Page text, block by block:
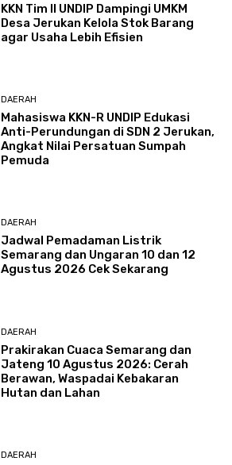
KKN Tim II UNDIP Dampingi UMKM
Desa Jerukan Kelola Stok Barang
agar Usaha Lebih Efisien
DAERAH
Mahasiswa KKN-R UNDIP Edukasi
Anti-Perundungan di SDN 2 Jerukan,
Angkat Nilai Persatuan Sumpah
Pemuda
DAERAH
Jadwal Pemadaman Listrik
Semarang dan Ungaran 10 dan 12
Agustus 2026 Cek Sekarang
DAERAH
Prakirakan Cuaca Semarang dan
Jateng 10 Agustus 2026: Cerah
Berawan, Waspadai Kebakaran
Hutan dan Lahan
DAERAH